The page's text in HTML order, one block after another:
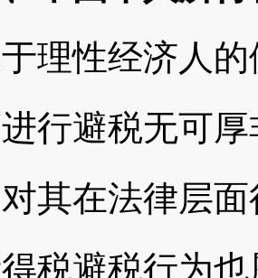
性经济人的
行避税无可
其在法律层
税避税行为